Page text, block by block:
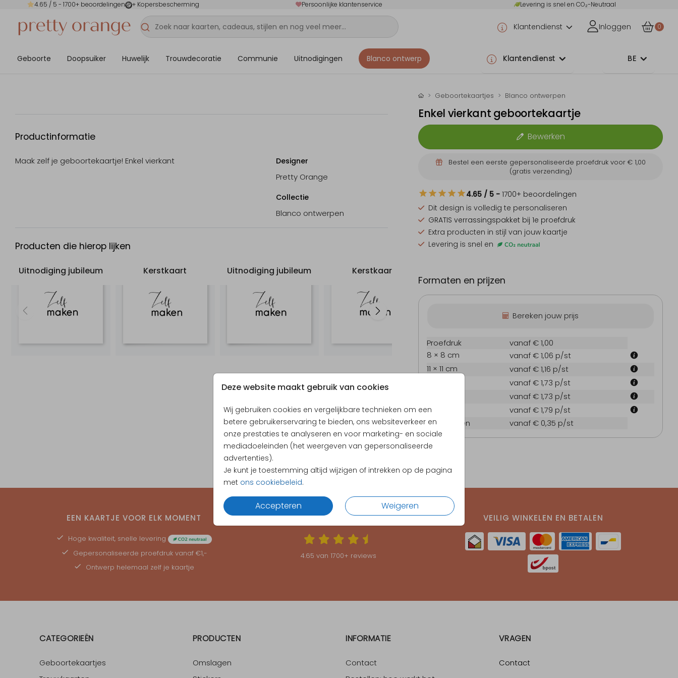
4.65 / 5 - 1700+ beoordelingen + Kopersbescherming Persoonlijke klantenservice Levering is snel en CO₂-Neutraal
Klantendienst Inloggen 0
Geboorte Doopsuiker Huwelijk Trouwdecoratie Communie Uitnodigingen Blanco ontwerp Klantendienst BE
Deze website maakt gebruik van cookies
Wij gebruiken cookies en vergelijkbare technieken om een
betere gebruikerservaring te bieden, ons websiteverkeer en
onze prestaties te analyseren en voor marketing- en sociale
mediadoeleinden (het weergeven van gepersonaliseerde
advertenties).
Je kunt je toestemming altijd wijzigen of intrekken op de pagina
met ons cookiebeleid.
Accepteren Weigeren
Productinformatie
Maak zelf je geboortekaartje! Enkel vierkant Designer
Pretty Orange
Collectie
Blanco ontwerpen
Producten die hierop lijken
Uitnodiging jubileum Kerstkaart Uitnodiging jubileum Kerstkaart
Geboortekaartjes Blanco ontwerpen
Enkel vierkant geboortekaartje
Bewerken
Bestel een eerste gepersonaliseerde proefdruk voor € 1,00
(gratis verzending)
4.65 / 5 - 1700+ beoordelingen
Dit design is volledig te personaliseren
GRATIS verrassingspakket bij 1e proefdruk
Extra producten in stijl van jouw kaartje
Levering is snel en
Formaten en prijzen
Bereken jouw prijs
Proefdruk
vanaf € 1,00
8 × 8 cm
vanaf € 1,06 p/st
11 × 11 cm
vanaf € 1,16 p/st
vanaf € 1,73 p/st
vanaf € 1,73 p/st
15 × 15 cm
vanaf € 1,79 p/st
Enveloppen
vanaf € 0,35 p/st
EEN KAARTJE VOOR ELK MOMENT
Hoge kwaliteit, snelle levering
Gepersonaliseerde proefdrukvanaf €1,-
Ontwerp helemaal zelf je kaartje
KLANTEN BEOORDELEN ONS MET EEN4.65
4.65 van 1700+ reviews
VEILIG WINKELEN EN BETALEN
CATEGORIEËN
Geboortekaartjes
PRODUCTEN
Omslagen
INFORMATIE
Contact
VRAGEN
Contact